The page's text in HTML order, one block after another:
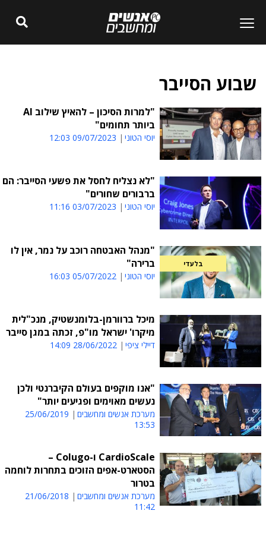
שבוע הסייבר
"למרות הסיכון – להאיץ שילוב AI
ביותר תחומים"
יוסי הטוני 09/07/2023 12:03
"לא נצליח לחסל את פשעי הסייבר: הם
ברבורים שחורים"
יוסי הטוני 03/07/2023 11:16
בלעדי
"מנהל האבטחה רוכב על נמר, אין לו
ברירה"
יוסי הטוני 05/07/2022 16:03
מיכל ברוורמן-בלומנשטיק, מנכ"לית
מיקרו' ישראל מו"פ, זכתה במגן סייבר
דיילי ציפי 28/06/2022 14:09
"אנו מוקפים בעולם הקיברנטי ולכן
נעשים מאוימים ופגיעים יותר"
מערכת אנשים ומחשבים
25/06/2019
13:53
CardioScale ו-Colugo –
הסטארט-אפים הזוכים בתחרות לוחמה
בטרור
מערכת אנשים ומחשבים
21/06/2018
11:42